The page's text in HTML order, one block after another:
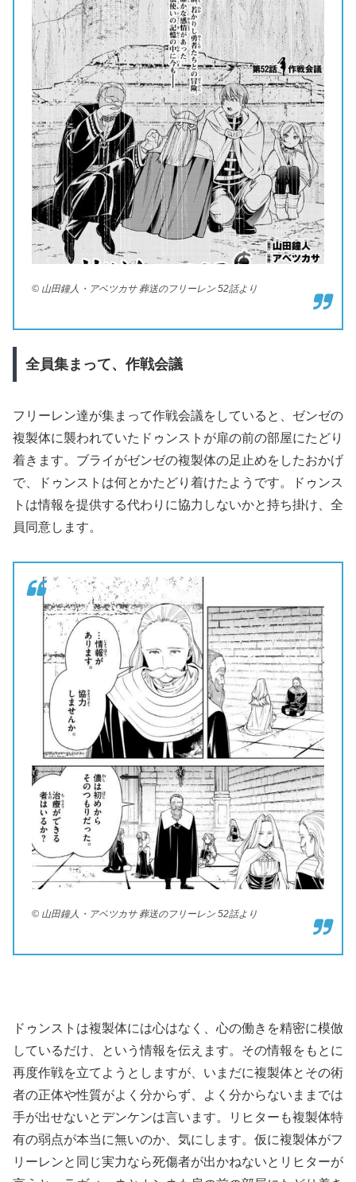
© 山田鐘人・アベツカサ 葬送のフリーレン 52話より
全員集まって、作戦会議
フリーレン達が集まって作戦会議をしていると、ゼンゼの
複製体に襲われていたドゥンストが扉の前の部屋にたどり
着きます。ブライがゼンゼの複製体の足止めをしたおかげ
で、ドゥンストは何とかたどり着けたようです。ドゥンス
トは情報を提供する代わりに協力しないかと持ち掛け、全
員同意します。
© 山田鐘人・アベツカサ 葬送のフリーレン 52話より
ドゥンストは複製体には心はなく、心の働きを精密に模倣
しているだけ、という情報を伝えます。その情報をもとに
再度作戦を立てようとしますが、いまだに複製体とその術
者の正体や性質がよく分からず、よく分からないままでは
手が出せないとデンケンは言います。リヒターも複製体特
有の弱点が本当に無いのか、気にします。仮に複製体がフ
リーレンと同じ実力なら死傷者が出かねないとリヒターが